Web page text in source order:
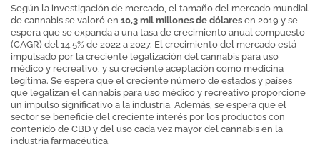
Según la investigación de mercado, el tamaño del mercado mundial
de cannabis se valoró en 10,3 mil millones de dólares en 2019 y se
espera que se expanda a una tasa de crecimiento anual compuesto
(CAGR) del 14,5% de 2022 a 2027. El crecimiento del mercado está
impulsado por la creciente legalización del cannabis para uso
médico y recreativo, y su creciente aceptación como medicina
legítima. Se espera que el creciente número de estados y países
que legalizan el cannabis para uso médico y recreativo proporcione
un impulso significativo a la industria. Además, se espera que el
sector se beneficie del creciente interés por los productos con
contenido de CBD y del uso cada vez mayor del cannabis en la
industria farmacéutica.